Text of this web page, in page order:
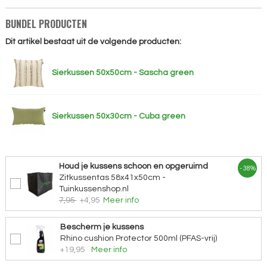
BUNDEL PRODUCTEN
Dit artikel bestaat uit de volgende producten:
Sierkussen 50x50cm - Sascha green
Sierkussen 50x30cm - Cuba green
Houd je kussens schoon en opgeruimd
Zitkussentas 58x41x50cm -
Tuinkussenshop.nl
7,95 +4,95 Meer info
- 38%
Bescherm je kussens
Rhino cushion Protector 500ml (PFAS-vrij)
+19,95
Meer info